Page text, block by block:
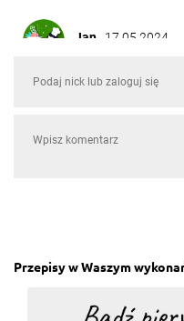
Jan , 17.05.2024
polecam
Kasia, 14.05.2023
kaszanka zjedzona.
Przepisy w Waszym